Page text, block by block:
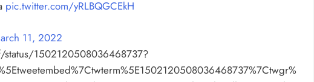
pic.twitter.com/yRLBQGCEkH
11, 2022
1502120508036468737?